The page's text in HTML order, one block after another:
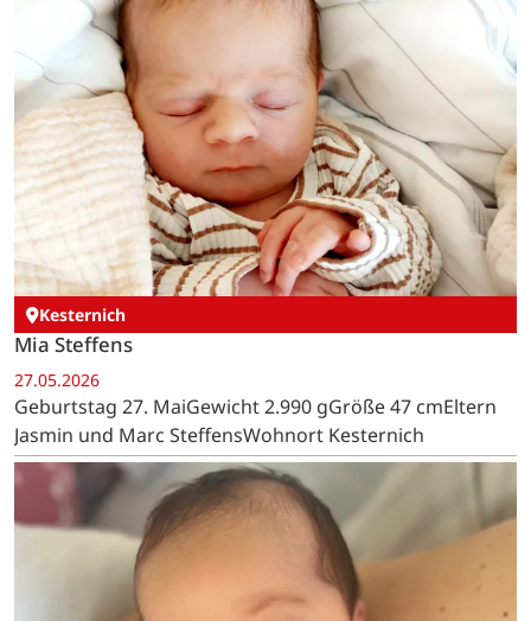
Kesternich
Mia Steffens
27.05.2026
Geburtstag 27. MaiGewicht 2.990 gGröße 47 cmEltern
Jasmin und Marc SteffensWohnort Kesternich